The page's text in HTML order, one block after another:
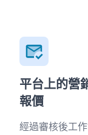
平台上的營
報價
經過審核後工